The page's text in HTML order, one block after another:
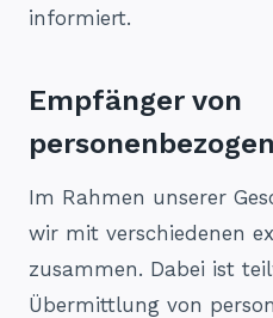
informiert.
Empfänger von
Im Rahmen unserer
wir mit verschiedenen
zusammen. Dabei ist
Übermittlung von